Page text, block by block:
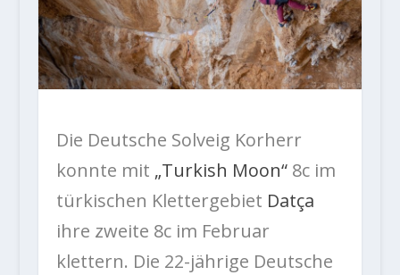
Die Deutsche Solveig Korherr
konnte mit „Turkish Moon“8c im
türkischen Klettergebiet Datça
ihre zweite 8c im Februar
klettern. Die 22-jährige Deutsche